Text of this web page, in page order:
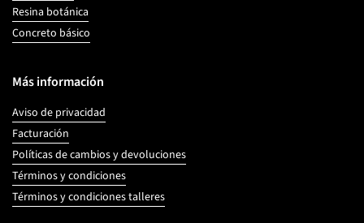
Resina botánica
Concreto básico
Más información
Aviso de privacidad
Facturación
Políticas de cambios y devoluciones
Términos y condiciones
Términos y condiciones talleres